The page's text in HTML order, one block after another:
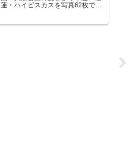
蓮・ハイビスカスを写真62枚で昨